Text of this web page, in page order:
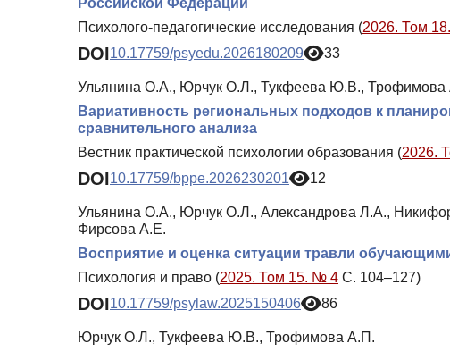
Российской Федерации
Психолого-педагогические исследования (2026. Том
DOI10.17759/psyedu.2026180209 33
Ульянина О.А., Юрчук О.Л., Тукфеева Ю.В., Трофимова
Вариативность региональных подходов к
сравнительного анализа
Вестник практической психологии образования (2026.
DOI10.17759/bppe.2026230201 12
Ульянина О.А., Юрчук О.Л., Александрова Л.А.,
Фирсова А.Е.
Восприятие и оценка ситуации травли
Психология и право (2025. Том 15. № 4 С. 104–127)
DOI10.17759/psylaw.2025150406 86
Юрчук О.Л., Тукфеева Ю.В., Трофимова А.П.